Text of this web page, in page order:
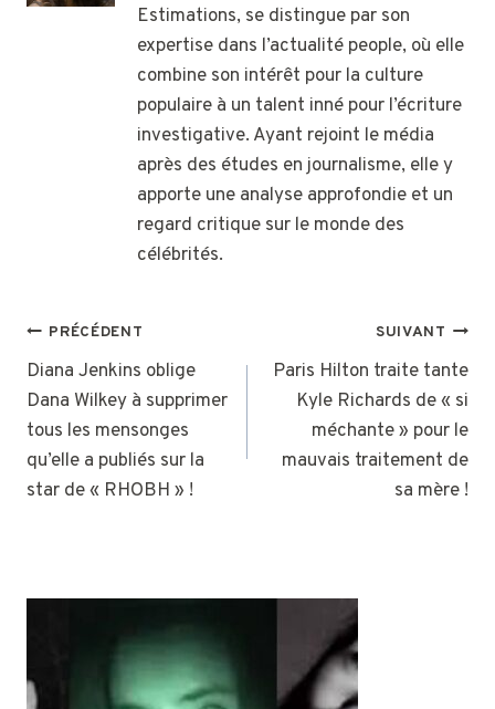
Estimations, se distingue par son
expertise dans l’actualité people, où elle
combine son intérêt pour la culture
populaire à un talent inné pour l’écriture
investigative. Ayant rejoint le média
après des études en journalisme, elle y
apporte une analyse approfondie et un
regard critique sur le monde des
célébrités.
NAVIGATION
DE
L’ARTICLE
PRÉCÉDENT
Diana Jenkins oblige
Dana Wilkey à supprimer
tous les mensonges
qu’elle a publiés sur la
star de « RHOBH » !
SUIVANT
Paris Hilton traite tante
Kyle Richards de « si
méchante » pour le
mauvais traitement de
sa mère !